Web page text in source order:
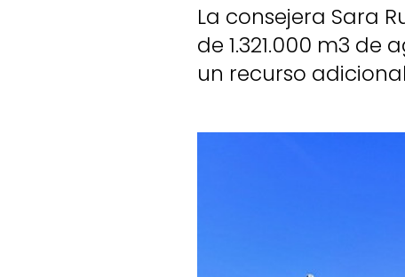
La consejera Sara
de 1.321.000 m3
un recurso